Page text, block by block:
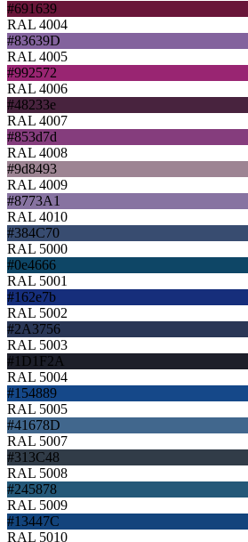
#691639
RAL 4004
#83639D
RAL 4005
#992572
RAL 4006
#48233e
RAL 4007
#853d7d
RAL 4008
#9d8493
RAL 4009
#8773A1
RAL 4010
#384C70
RAL 5000
#0e4666
RAL 5001
#162e7b
RAL 5002
#2A3756
RAL 5003
#1D1F2A
RAL 5004
#154889
RAL 5005
#41678D
RAL 5007
#313C48
RAL 5008
#245878
RAL 5009
#13447C
RAL 5010